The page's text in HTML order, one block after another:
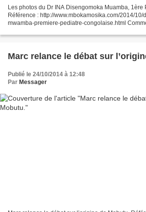
Les photos du Dr INA Disengomoka Muamba, 1ère
Référence : http://www.mbokamosika.com/2014/
mwamba-premiere-pediatre-congolaise.html
Marc relance le débat sur
Publié le 24/10/2014 à 12:48
Par Messager